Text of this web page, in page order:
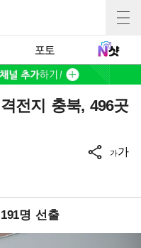
포토
전지 충북, 496곳
가가
명 선출